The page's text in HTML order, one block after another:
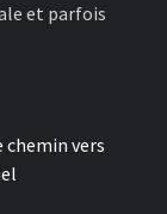
et parfois
chemin vers